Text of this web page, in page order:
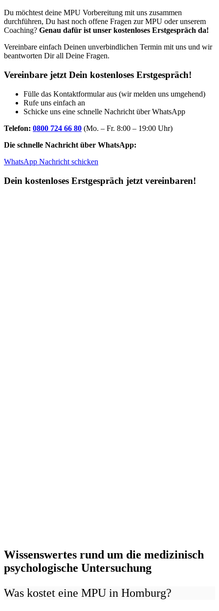
Du möchtest deine MPU Vorbereitung mit uns zusammen
durchführen, Du hast noch offene Fragen zur MPU oder unserem
Coaching? Genau dafür ist unser kostenloses Erstgespräch da!
Vereinbare einfach Deinen unverbindlichen Termin mit uns und wir
beantworten Dir all Deine Fragen.
Vereinbare jetzt Dein kostenloses Erstgespräch!
Fülle das Kontaktformular aus (wir melden uns umgehend)
Rufe uns einfach an
Schicke uns eine schnelle Nachricht über WhatsApp
Telefon: 0800 724 66 80 (Mo. – Fr. 8:00 – 19:00 Uhr)
Die schnelle Nachricht über WhatsApp:
WhatsApp Nachricht schicken
Dein kostenloses Erstgespräch jetzt vereinbaren!
Wissenswertes rund um die medizinisch
psychologische Untersuchung
Was kostet eine MPU in Homburg?